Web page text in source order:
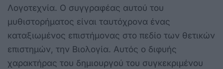
Λογοτεχνία. Ο συγγραφέας αυτού του
μυθιστορήματος είναι ταυτόχρονα ένας
καταξιωμένος επιστήμονας στο πεδίο των θετικών
επιστημών, την Βιολογία. Αυτός ο διφυής
χαρακτήρας του δημιουργού του συγκεκριμένου